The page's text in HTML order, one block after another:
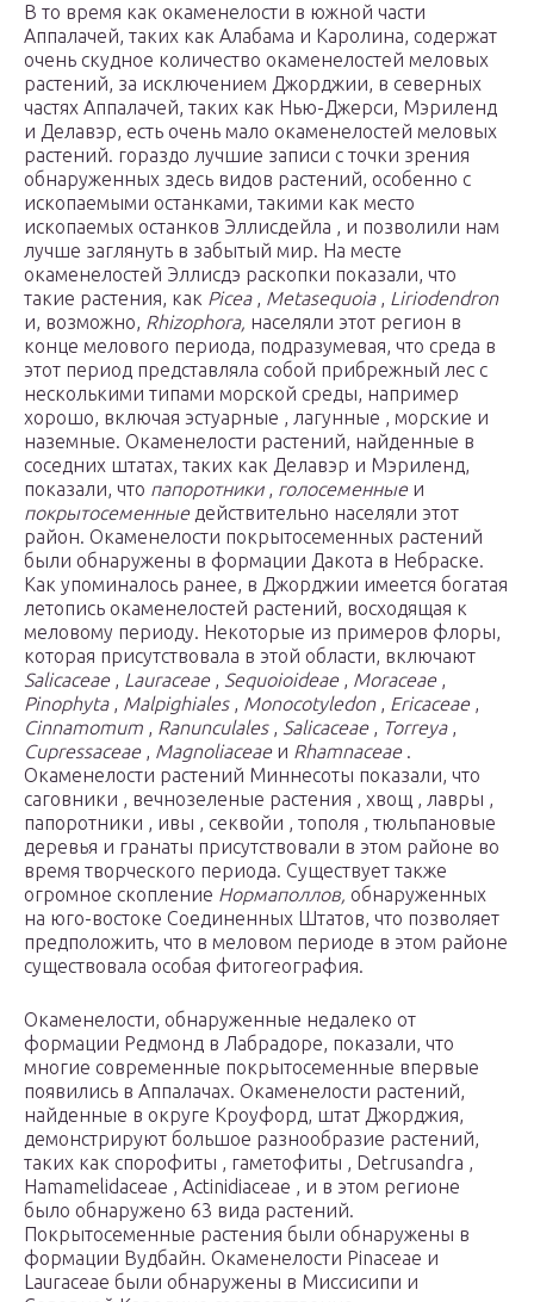
В то время как окаменелости в южной части
Аппалачей, таких как Алабама и Каролина, содержат
очень скудное количество окаменелостей меловых
растений, за исключением Джорджии, в северных
частях Аппалачей, таких как Нью-Джерси, Мэриленд
и Делавэр, есть очень мало окаменелостей меловых
растений. гораздо лучшие записи с точки зрения
обнаруженных здесь видов растений, особенно с
ископаемыми останками, такими как место
ископаемых останков Эллисдейла , и позволили нам
лучше заглянуть в забытый мир. На месте
окаменелостей Эллисдэ раскопки показали, что
такие растения, как Picea, Metasequoia, Liriodendron
и, возможно, Rhizophora, населяли этот регион в
конце мелового периода, подразумевая, что среда в
этот период представляла собой прибрежный лес с
несколькими типами морской среды, например
хорошо, включая эстуарные , лагунные , морские и
наземные. Окаменелости растений, найденные в
соседних штатах, таких как Делавэр и Мэриленд,
показали, что папоротники, голосеменныеи
покрытосеменныедействительно населяли этот
район. Окаменелости покрытосеменных растений
были обнаружены в формации Дакота в Небраске.
Как упоминалось ранее, в Джорджии имеется богатая
летопись окаменелостей растений, восходящая к
меловому периоду. Некоторые из примеров флоры,
которая присутствовала в этой области, включают
Salicaceae, Lauraceae, Sequoioideae, Moraceae,
Pinophyta, Malpighiales, Monocotyledon, Ericaceae,
Cinnamomum , Ranunculales, Salicaceae, Torreya,
Cupressaceae, Magnoliaceaeи Rhamnaceae.
Окаменелости растений Миннесоты показали, что
саговники , вечнозеленые растения , хвощ , лавры ,
папоротники , ивы , секвойи , тополя , тюльпановые
деревья и гранаты присутствовали в этом районе во
время творческого периода. Существует также
огромное скопление Нормаполлов, обнаруженных
на юго-востоке Соединенных Штатов, что позволяет
предположить, что в меловом периоде в этом районе
существовала особая фитогеография.
Окаменелости, обнаруженные недалеко от
формации Редмонд в Лабрадоре, показали, что
многие современные покрытосеменные впервые
появились в Аппалачах. Окаменелости растений,
найденные в округе Кроуфорд, штат Джорджия,
демонстрируют большое разнообразие растений,
таких как спорофиты , гаметофиты , Detrusandra ,
Hamamelidaceae , Actinidiaceae , и в этом регионе
было обнаружено 63 вида растений.
Покрытосеменные растения были обнаружены в
формации Вудбайн. Окаменелости Pinaceae и
Lauraceae были обнаружены в Миссисипи и